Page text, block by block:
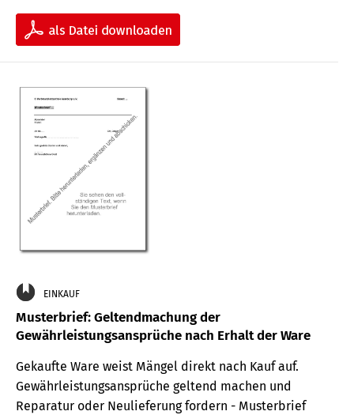
EINKAUF
Musterbrief: Geltendmachung der
Gewährleistungsansprüche nach Erhalt der Ware
Gekaufte Ware weist Mängel direkt nach Kauf auf.
Gewährleistungsansprüche geltend machen und
Reparatur oder Neulieferung fordern - Musterbrief